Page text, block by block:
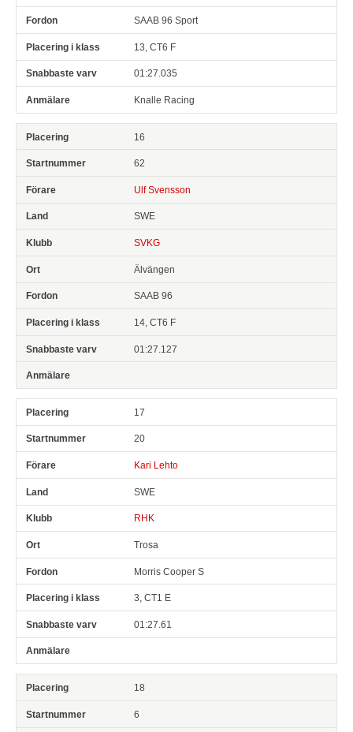
SAAB 96 Sport
13, CT6 F
01:27.035
Knalle Racing
16
62
Ulf Svensson
SWE
SVKG
Älvängen
SAAB 96
14, CT6 F
01:27.127
17
20
Kari Lehto
SWE
RHK
Trosa
Morris Cooper S
3, CT1 E
01:27.61
18
6